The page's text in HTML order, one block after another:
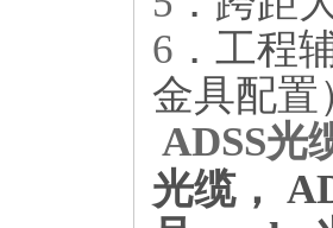
6 ．工程
金具配置
ADSS光
光缆，